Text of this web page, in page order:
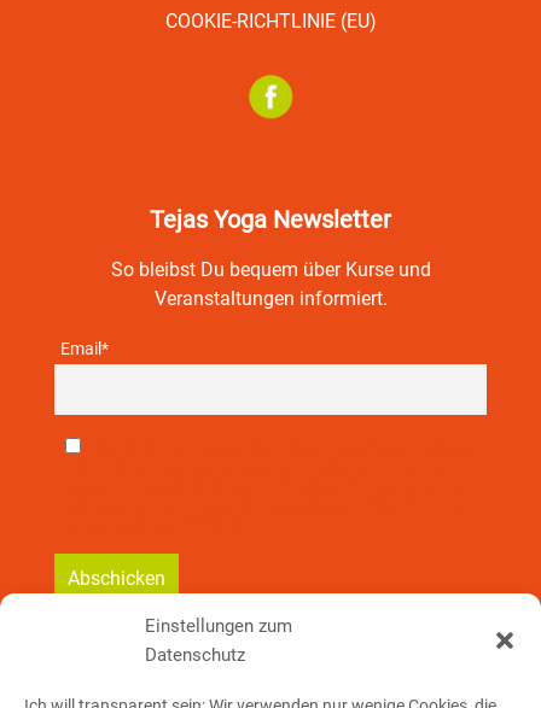
Einstellungen zum
Datenschutz
COOKIE-RICHTLINIE (EU)
Tejas Yoga Newsletter
So bleibst Du bequem über Kurse und
Veranstaltungen informiert.
Email*
So erreichst Du mich: